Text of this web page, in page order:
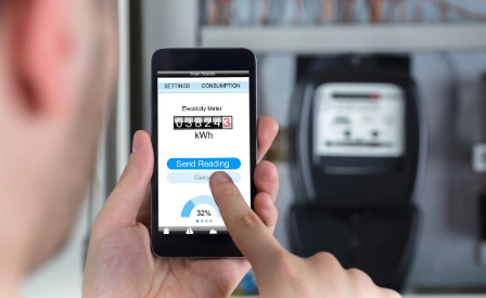
Newsreader